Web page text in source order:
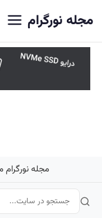
مجله نورگرام
مجله نورگرام